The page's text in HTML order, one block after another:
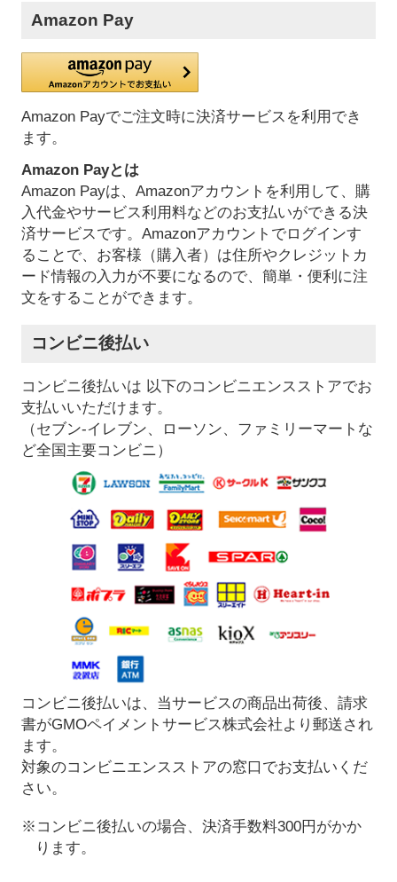
Amazon Pay
Amazon Payでご注文時に決済サービスを利用でき
ます。
Amazon Payとは
Amazon Payは、Amazonアカウントを利用して、購
入代金やサービス利用料などのお支払いができる決
済サービスです。Amazonアカウントでログインす
ることで、お客様（購入者）は住所やクレジットカ
ード情報の入力が不要になるので、簡単・便利に注
文をすることができます。
コンビニ後払い
コンビニ後払いは 以下のコンビニエンスストアでお
支払いいただけます。
（セブン-イレブン、ローソン、ファミリーマートな
ど全国主要コンビニ）
コンビニ後払いは、当サービスの商品出荷後、請求
書がGMOペイメントサービス株式会社より郵送され
ます。
対象のコンビニエンスストアの窓口でお支払いくだ
さい。
※コンビニ後払いの場合、決済手数料300円がかか
ります。